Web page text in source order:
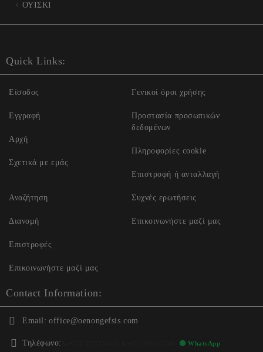
ΟΥΙΣΚΙ
Quick Links:
Είσοδος
Εγγραφή
Αρχή
Σχετικά με εμάς
Γενικοί όροι χρήσης
Προστασία προσωπικών
δεδομένων
Πληροφορίες cookie
Επιστροφή ή ανταλλαγή
Αναζήτηση
Διανομή
Επιστροφές
Επικοινωνήστε μαζί μας
Συχνές ερωτήσεις
Επικοινωνήστε μαζί μας
Contact Information:
Email: office@oenongefsis.com
Τηλέφωνο: 🟢 WhatsApp